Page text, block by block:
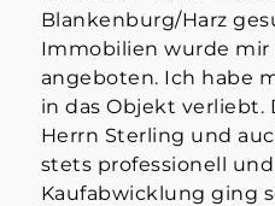
Blankenburg/Harz
Immobilien wurde mir
angeboten. Ich habe
in das Objekt
Herrn Sterling und
stets professionell
Kaufabwicklung ging